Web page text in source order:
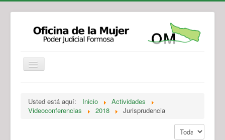
Legislación
Novedades
Usted está aquí: Inicio
Actividades
Videoconferencias
2018
Jurisprudencia
Mostrar #